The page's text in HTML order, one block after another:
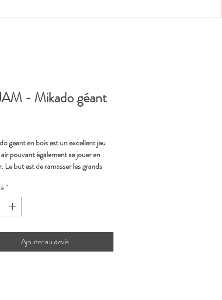
- Mikado géant
geant en bois est un excellent jeu
pouvant également se jouer en
Le but est de ramasser les grands
preuve de patience et être précis
mouvements effectuès avec la main !
*
Ajouter au devis